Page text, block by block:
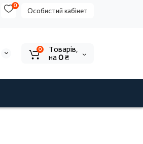
Особистий кабінет
0
0
Tоварів,
на0 ₴